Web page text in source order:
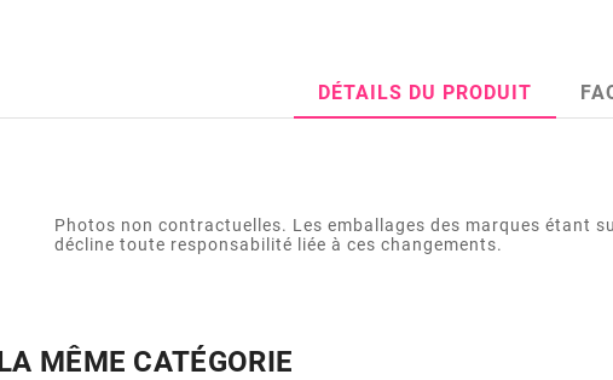
DÉTAILS DU PRODUIT
Photos non contractuelles. Les emballages des marques étant
décline toute responsabilité liée à ces changements.
MÊME CATÉGORIE